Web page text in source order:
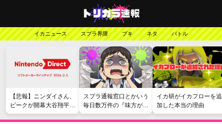
イカニュース スプラ界隈 ブキ ネタ バトル
【悲報】ニンダイさん、
ピークが開幕大谷翔平の
がっかりダイレクトだっ
スプラ通報窓口とかいう
毎日数万件の『味方が弱
い』愚痴を読まされる苦
イカ研がイカフローを追
加した本当の理由